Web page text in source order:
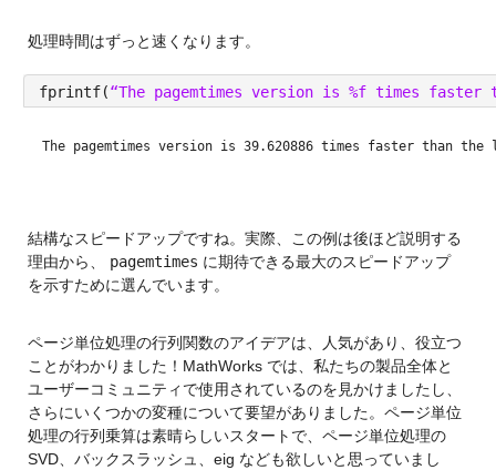
処理時間はずっと速くなります。
fprintf(“The pagemtimes version is %f times faster
The pagemtimes version is 39.620886 times faster than the
結構なスピードアップですね。実際、この例は後ほど説明する
理由から、 pagemtimes に期待できる最大のスピードアップ
を示すために選んでいます。
ページ単位処理の行列関数のアイデアは、人気があり、役立つ
ことがわかりました！MathWorks では、私たちの製品全体と
ユーザーコミュニティで使用されているのを見かけましたし、
さらにいくつかの変種について要望がありました。ページ単位
処理の行列乗算は素晴らしいスタートで、ページ単位処理の
SVD、バックスラッシュ、eig なども欲しいと思っていまし